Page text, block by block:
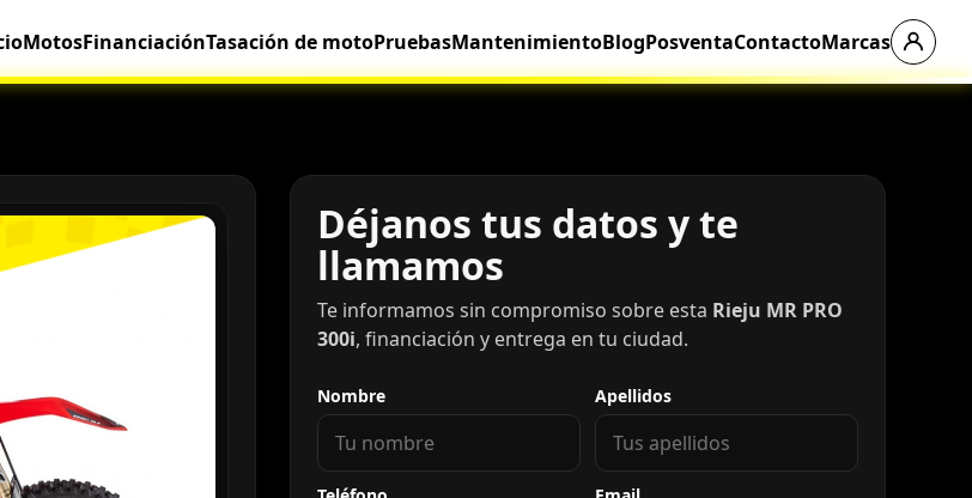
MotosFinanciaciónTasación de motoPruebasMantenimientoBlogPosventaContactoMarcas
Déjanos tus datos y te
llamamos
Te informamos sin compromiso sobre esta Rieju MR PRO
300i, financiación y entrega en tu ciudad.
Nombre Apellidos